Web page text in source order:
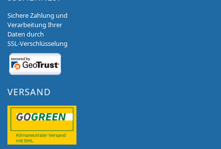
Sichere Zahlung und
Verarbeitung Ihrer
Daten durch
SSL-Verschlüsselung
VERSAND